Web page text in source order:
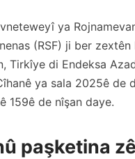
ya
(RSF) ji ber
Tirkîye di Endeksa
ya sala 2025ê de
159ê de nîşan daye.
paşketina